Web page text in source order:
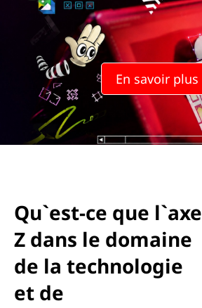
En savoir plus
Qu`est-ce que l`axe
Z dans le domaine
de la technologie
et de